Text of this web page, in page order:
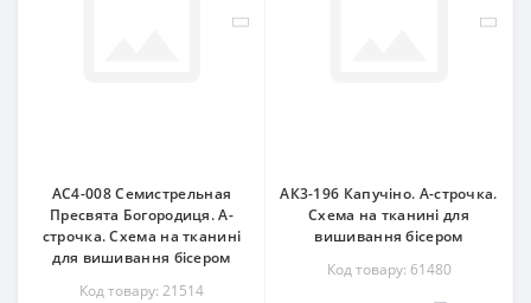
АС4-008 Семистрельная
Пресвята Богородиця. А-
строчка. Схема на тканині
для вишивання бісером
Код товару: 21514
АК3-196 Капучіно. А-строчка.
Схема на тканині для
вишивання бісером
Код товару: 61480